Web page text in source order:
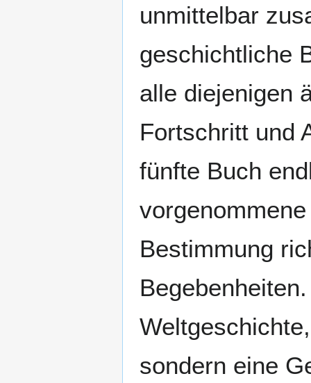
unmittelbar
geschichtliche
alle diejenigen
Fortschritt und
fünfte Buch
Bestimmung
sondern eine